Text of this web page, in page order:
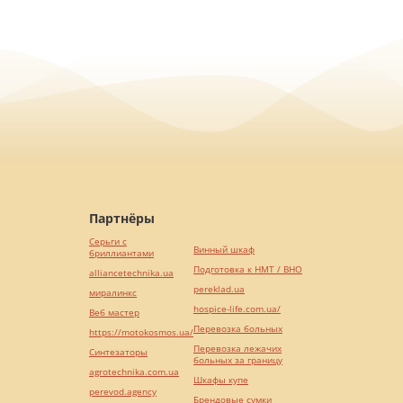
Партнёры
Серьги с
бриллиантами
alliancetechnika.ua
миралинкс
Веб мастер
https://motokosmos.ua/
Синтезаторы
agrotechnika.com.ua
perevod.agency
Винный шкаф
Подготовка к НМТ / ВНО
pereklad.ua
hospice-life.com.ua/
Перевозка больных
Перевозка лежачих
больных за границу
Шкафы купе
Брендовые сумки